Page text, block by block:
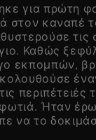
για πρώτη
στον καναπέ
τις
Καθώς
εκπομπών,
περιπέτειές
Ήταν
να το